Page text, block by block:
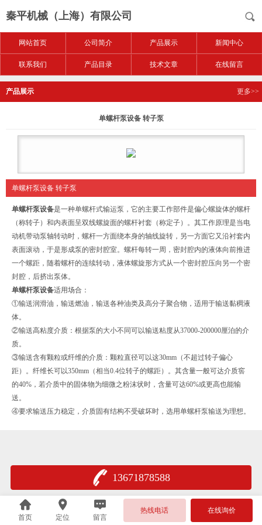
秦平机械（上海）有限公司
网站首页 公司简介 产品展示 新闻中心
联系我们 产品目录 技术文章 在线留言
产品展示 更多>>
单螺杆泵设备 转子泵
单螺杆泵设备 转子泵
单螺杆泵设备是一种单螺杆式输运泵，它的主要工作部件是偏心螺旋体的螺杆
（称转子）和内表面呈双线螺旋面的螺杆衬套（称定子）。其工作原理是当电
动机带动泵轴转动时，螺杆一方面绕本身的轴线旋转，另一方面它又沿衬套内
表面滚动，于是形成泵的密封腔室。螺杆每转一周，密封腔内的液体向前推进
一个螺距，随着螺杆的连续转动，液体螺旋形方式从一个密封腔压向另一个密
封腔，后挤出泵体。
单螺杆泵设备适用场合：
①输送润滑油，输送燃油，输送各种油类及高分子聚合物，适用于输送黏稠液
体。
②输送高粘度介质：根据泵的大小不同可以输送粘度从37000-200000厘泊的介
质。
③输送含有颗粒或纤维的介质：颗粒直径可以这30mm（不超过转子偏心
距）。纤维长可以350mm（相当0.4位转子的螺距）。其含量一般可达介质窖
的40%，若介质中的固体物为细微之粉沫状时，含量可达60%或更高也能输
送。
④要求输送压力稳定，介质固有结构不受破坏时，选用单螺杆泵输送为理想。
13671878588
首页 定位 留言
热线电话 在线询价